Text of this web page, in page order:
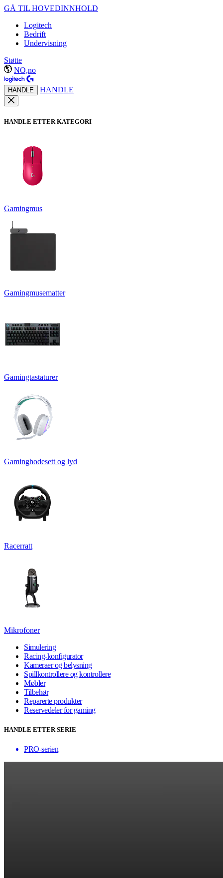
GÅ TIL HOVEDINNHOLD
Logitech
Bedrift
Undervisning
Støtte
NO,no
HANDLE HANDLE
HANDLE ETTER KATEGORI
Gamingmus
Gamingmusematter
Gamingtastaturer
Gaminghodesett og lyd
Racerratt
Mikrofoner
Simulering
Racing-konfigurator
Kameraer og belysning
Spillkontrollere og kontrollere
Møbler
Tilbehør
Reparerte produkter
Reservedeler for gaming
HANDLE ETTER SERIE
PRO-serien